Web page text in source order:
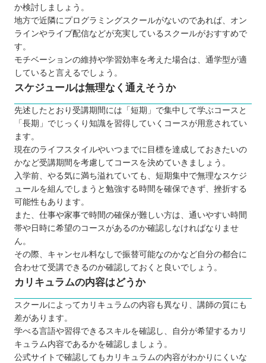
か検討しましょう。
地方で近隣にプログラミングスクールがないのであれば、オン
ラインやライブ配信などが充実しているスクールがおすすめで
す。
モチベーションの維持や学習効率を考えた場合は、通学型が適
していると言えるでしょう。
スケジュールは無理なく通えそうか
先述したとおり受講期間には「短期」で集中して学ぶコースと
「長期」でじっくり知識を習得していくコースが用意されてい
ます。
現在のライフスタイルやいつまでに目標を達成しておきたいの
かなど受講期間を考慮してコースを決めていきましょう。
入学前、やる気に満ち溢れていても、短期集中で無理なスケジ
ュールを組んでしまうと勉強する時間を確保できず、挫折する
可能性もあります。
また、仕事や家事で時間の確保が難しい方は、通いやすい時間
帯や日時に希望のコースがあるのか確認しなければなりませ
ん。
その際、キャンセル料なしで振替可能なのかなど自分の都合に
合わせて受講できるのか確認しておくと良いでしょう。
カリキュラムの内容はどうか
スクールによってカリキュラムの内容も異なり、講師の質にも
差があります。
学べる言語や習得できるスキルを確認し、自分が希望するカリ
キュラム内容であるかを確認しましょう。
公式サイトで確認してもカリキュラムの内容がわかりにくいな